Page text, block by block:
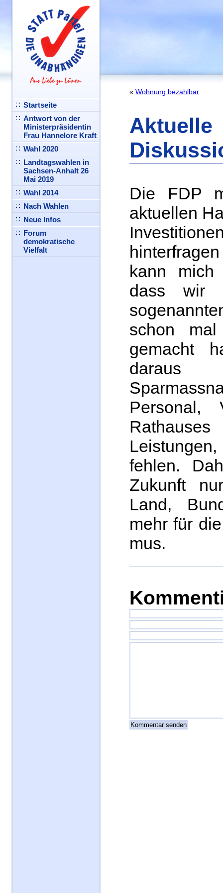
Startseite
Antwort von der
Ministerpräsidentin
Frau Hannelore Kraft
Wahl 2020
Landtagswahlen in
Sachsen-Anhalt 26
Mai 2019
Wahl 2014
Nach Wahlen
Neue Infos
Forum
demokratische
Vielfalt
« Wohnung bezahlbar
Aktuelle
Die FDP
aktuellen
kann mich
dass wir
schon
gemacht
daraus
fehlen.
Zukunft
Land,
mehr für
mus.